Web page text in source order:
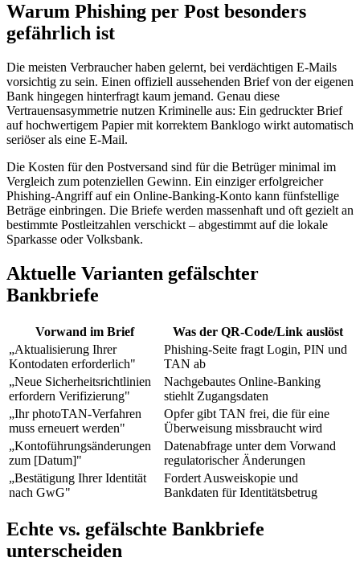
Warum Phishing per Post besonders
gefährlich ist
Die meisten Verbraucher haben gelernt, bei verdächtigen E-Mails
vorsichtig zu sein. Einen offiziell aussehenden Brief von der eigenen
Bank hingegen hinterfragt kaum jemand. Genau diese
Vertrauensasymmetrie nutzen Kriminelle aus: Ein gedruckter Brief
auf hochwertigem Papier mit korrektem Banklogo wirkt automatisch
seriöser als eine E-Mail.
Die Kosten für den Postversand sind für die Betrüger minimal im
Vergleich zum potenziellen Gewinn. Ein einziger erfolgreicher
Phishing-Angriff auf ein Online-Banking-Konto kann fünfstellige
Beträge einbringen. Die Briefe werden massenhaft und oft gezielt an
bestimmte Postleitzahlen verschickt – abgestimmt auf die lokale
Sparkasse oder Volksbank.
Aktuelle Varianten gefälschter
Bankbriefe
Vorwand im Brief
Was der QR-Code/Link auslöst
„Aktualisierung Ihrer
Kontodaten erforderlich"
Phishing-Seite fragt Login, PIN und
TAN ab
„Neue Sicherheitsrichtlinien
erfordern Verifizierung"
Nachgebautes Online-Banking
stiehlt Zugangsdaten
„Ihr photoTAN-Verfahren
muss erneuert werden"
Opfer gibt TAN frei, die für eine
Überweisung missbraucht wird
„Kontoführungsänderungen
zum [Datum]"
Datenabfrage unter dem Vorwand
regulatorischer Änderungen
„Bestätigung Ihrer Identität
nach GwG"
Fordert Ausweiskopie und
Bankdaten für Identitätsbetrug
Echte vs. gefälschte Bankbriefe
unterscheiden